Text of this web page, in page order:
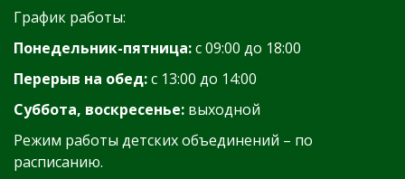
График работы:
Понедельник-пятница:с 09:00 до 18:00
Перерыв на обед:с 13:00 до 14:00
Суббота, воскресенье: выходной
Режим работы детских объединений – по
расписанию.